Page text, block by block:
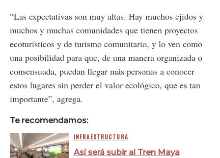
“Las expectativas son muy altas. Hay muchos ejidos y
muchos y muchas comunidades que tienen proyectos
ecoturísticos y de turismo comunitario, y lo ven como
una posibilidad para que, de una manera organizada o
consensuada, puedan llegar más personas a conocer
estos lugares sin perder el valor ecológico, que es tan
importante”, agrega.
Te recomendamos:
INFRAESTRUCTURA
Así será subir al Tren Maya